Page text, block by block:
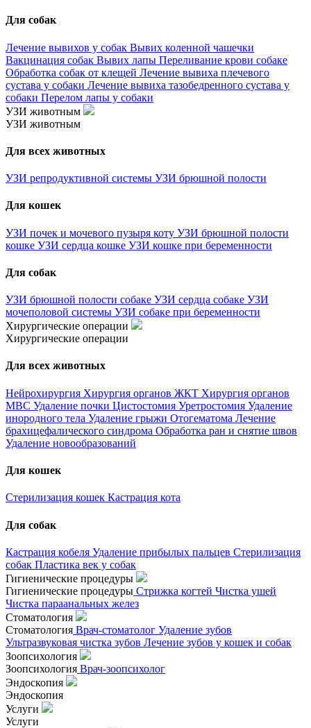
Для собак
Лечение вывихов у собак Вывих коленной чашечки
Вакцинация собак Вывих лапы Переливание крови собаке
Обработка собак от клещей Лечение вывиха плечевого
сустава у собаки Лечение вывиха тазобедренного сустава у
собаки Перелом лапы у собаки
УЗИ животным
УЗИ животным
Для всех животных
УЗИ репродуктивной системы УЗИ брюшной полости
Для кошек
УЗИ почек и мочевого пузыря коту УЗИ брюшной полости
кошке УЗИ сердца кошке УЗИ кошке при беременности
Для собак
УЗИ брюшной полости собаке УЗИ сердца собаке УЗИ
мочеполовой системы УЗИ собаке при беременности
Хирургические операции
Хирургические операции
Для всех животных
Нейрохирургия Хирургия органов ЖКТ Хирургия органов
МВС Удаление почки Цистостомия Уретростомия Удаление
инородного тела Удаление грыжи Отогематома Лечение
брахицефалического синдрома Обработка ран и снятие швов
Удаление новообразований
Для кошек
Стерилизация кошек Кастрация кота
Для собак
Кастрация кобеля Удаление прибылых пальцев Стерилизация
собак Пластика век у собак
Гигиенические процедуры
Гигиенические процедуры Стрижка когтей Чистка ушей
Чистка параанальных желез
Стоматология
Стоматология Врач-стоматолог Удаление зубов
Ультразвуковая чистка зубов Лечение зубов у кошек и собак
Зоопсихология
Зоопсихология Врач-зоопсихолог
Эндоскопия
Эндоскопия
Услуги
Услуги